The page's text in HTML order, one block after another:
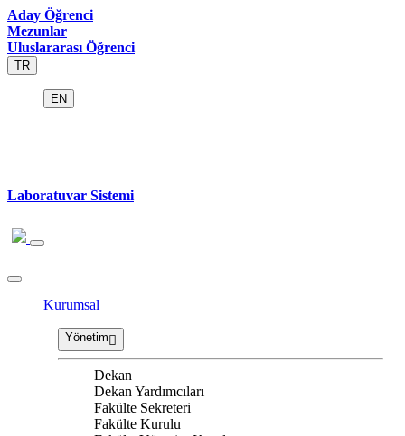
Aday Öğrenci
Mezunlar
Uluslararası Öğrenci
TR
EN
Laboratuvar Sistemi
Kurumsal
Yönetim
Dekan
Dekan Yardımcıları
Fakülte Sekreteri
Fakülte Kurulu